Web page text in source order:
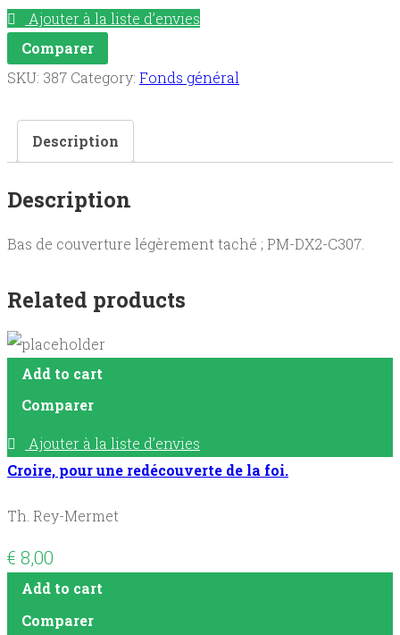
parfaite
charité
quantity
Ajouter à la liste d’envies
Comparer
SKU: 387 Category: Fonds général
Description
Description
Bas de couverture légèrement taché ; PM-DX2-C307.
Related products
Add to cart
Comparer
Ajouter à la liste d’envies
Croire, pour une redécouverte de la foi.
Th. Rey-Mermet
€ 8,00
Add to cart
Comparer